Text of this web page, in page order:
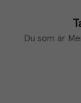
Du som är